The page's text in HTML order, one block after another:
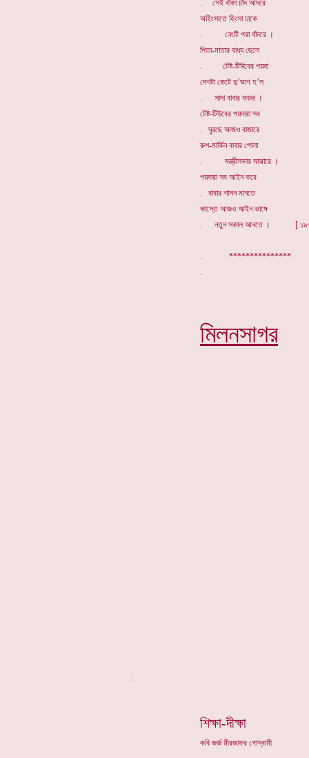
. সেই বাঁকা চাঁদ আদরে
অহিংসাতে হিংসা ঢাকে
. নেংটি পরা বাঁদরে ।
পিতা-মাতার বাধ্য ছেলে
. টেষ্ট-টিউবের পয়দা
দেশটা কেটে দু’ভাগ হ’ল
. সাদা বাবার ফয়দা ।
টেষ্ট-টিউবের পয়দারা সব
. ঘুরছে আজও বাজারে
রুশ-মার্কিন বাবার পোলা
. মন্ত্রীসভার মাঝারে ।
পয়দারা সব আইন করে
. বাবার শাসন মানতে
কাস্তে আজও আইন ভাঙ্গে
. নতুন সকাল আনতে । [
. ***************
মিলনসাগর
শিক্ষা-দীক্ষা
কবি জর্জ মীরজাফর গোস্বামী